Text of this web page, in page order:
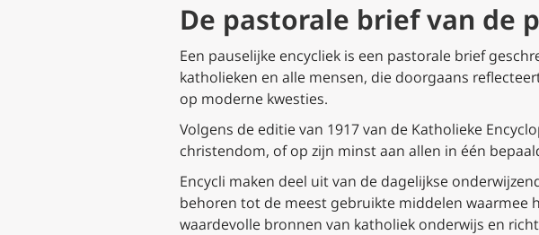
De pastorale brief van de
Een pauselijke encycliek is een pastorale brief
katholieken en alle mensen, die doorgaans
op moderne kwesties.
Volgens de editie van 1917 van de Katholieke
christendom, of op zijn minst aan allen in één
Encycli maken deel uit van de dagelijkse
behoren tot de meest gebruikte middelen waarmee
waardevolle bronnen van katholiek onderwijs en